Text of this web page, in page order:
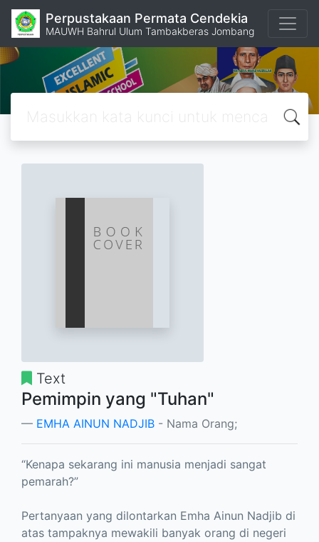
Perpustakaan Permata Cendekia
MAUWH Bahrul Ulum Tambakberas Jombang
Text
Pemimpin yang "Tuhan"
EMHA AINUN NADJIB - Nama Orang;
“Kenapa sekarang ini manusia menjadi sangat
pemarah?”
Pertanyaan yang dilontarkan Emha Ainun Nadjib di
atas tampaknya mewakili banyak orang di negeri